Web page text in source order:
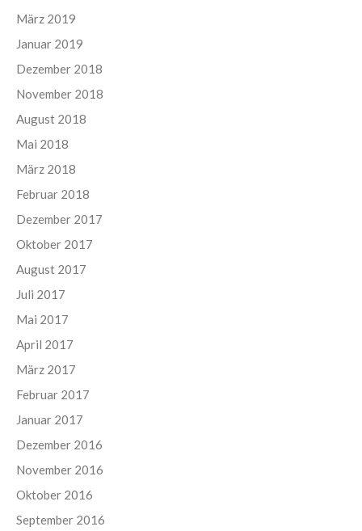
März 2019
Januar 2019
Dezember 2018
November 2018
August 2018
Mai 2018
März 2018
Februar 2018
Dezember 2017
Oktober 2017
August 2017
Juli 2017
Mai 2017
April 2017
März 2017
Februar 2017
Januar 2017
Dezember 2016
November 2016
Oktober 2016
September 2016